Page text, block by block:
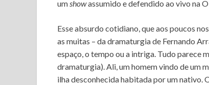
umshowassumido e defendido ao vivo na
Esse absurdo cotidiano, que aos poucos
as muitas – da dramaturgia de Fernando
espaço, o tempo ou a intriga. Tudo parece
dramaturgia). Ali, um homem vindo de um
ilha desconhecida habitada por um nativo.